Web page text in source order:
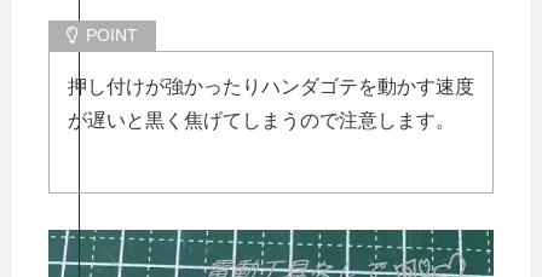
押し付けが強かったりハンダゴテを動かす速度
が遅いと黒く焦げてしまうので注意します。